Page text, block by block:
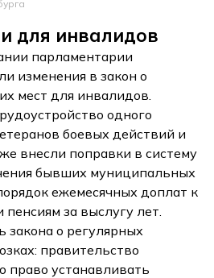
для инвалидов
парламентарии
изменения в закон о
мест для инвалидов.
одного
боевых действий и
внесли поправки в систему
бывших муниципальных
ежемесячных доплат к
за выслугу лет.
закона о регулярных
правительство
право устанавливать